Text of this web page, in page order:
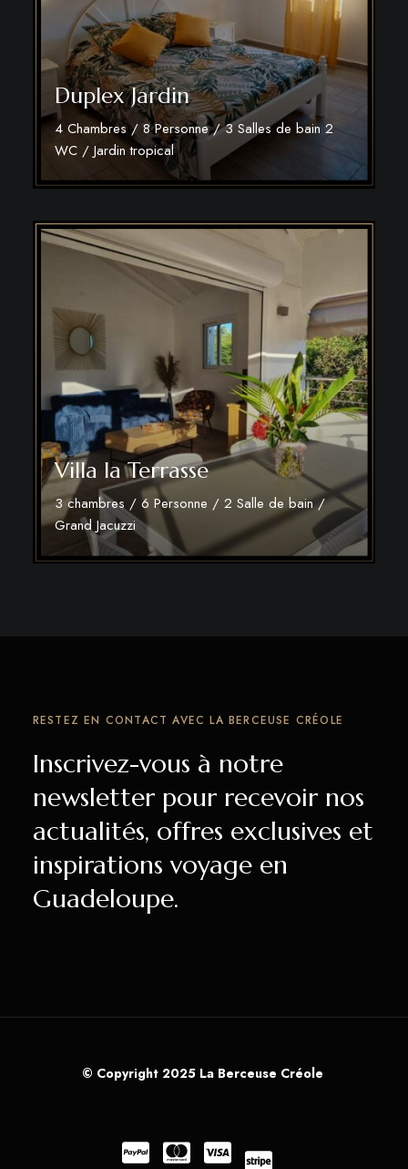
Duplex Jardin
4 Chambres / 8 Personne / 3 Salles de bain 2
WC / Jardin tropical
Découvrir plus
Villa la Terrasse
3 chambres / 6 Personne / 2 Salle de bain /
Grand Jacuzzi
Découvrir plus
RESTEZ EN CONTACT AVEC LA BERCEUSE CRÉOLE
Inscrivez-vous à notre
newsletter pour recevoir nos
actualités, offres exclusives et
inspirations voyage en
Guadeloupe.
© Copyright 2025 La Berceuse Créole